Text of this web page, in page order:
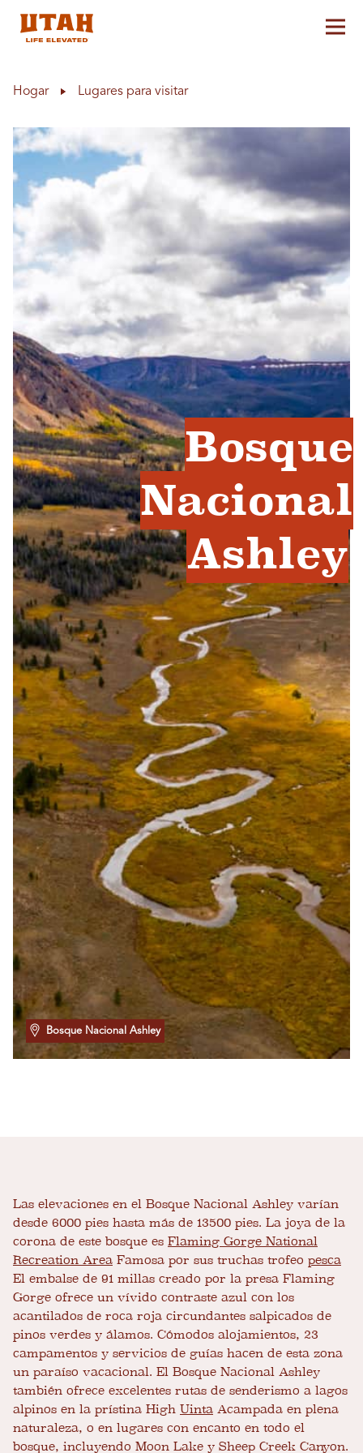
Hogar Lugares para visitar
Bosque
Nacional
Ashley
Bosque Nacional Ashley
Las elevaciones en el Bosque Nacional Ashley varían
desde 6000 pies hasta más de 13500 pies. La joya de la
corona de este bosque es Flaming Gorge National
Recreation Area Famosa por sus truchas trofeo pesca
El embalse de 91 millas creado por la presa Flaming
Gorge ofrece un vívido contraste azul con los
acantilados de roca roja circundantes salpicados de
pinos verdes y álamos. Cómodos alojamientos, 23
campamentos y servicios de guías hacen de esta zona
un paraíso vacacional. El Bosque Nacional Ashley
también ofrece excelentes rutas de senderismo a lagos
alpinos en la prístina High Uinta Acampada en plena
naturaleza, o en lugares con encanto en todo el
bosque, incluyendo Moon Lake y Sheep Creek Canyon.